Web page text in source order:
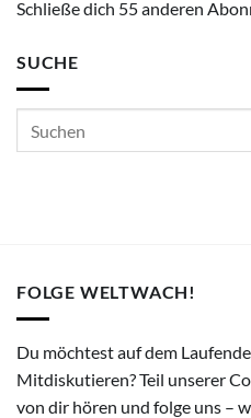
Schließe dich 55 anderen
SUCHE
FOLGE WELTWACH!
Du möchtest auf dem
Mitdiskutieren? Teil unserer
von dir hören und folge uns –